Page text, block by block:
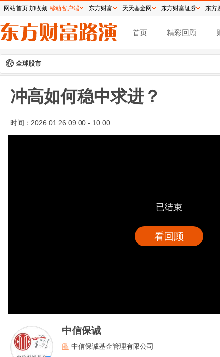
首页 精彩回顾
全球股市
冲高如何稳中求进？
时间： 2026.01.26 09:00 - 10:00
已结束
看回顾
中信保诚
中信保诚基金管理有限公司
网站首页 加收藏 移动客户端 东方财富 天天基金网 东方财富证券 东方